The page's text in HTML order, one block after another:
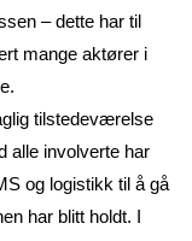
– dette har til
mange aktører i
tilstedeværelse
alle involverte har
og logistikk til å gå
har blitt holdt. I